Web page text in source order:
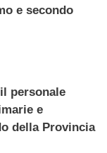
e secondo
personale
e
della Provincia